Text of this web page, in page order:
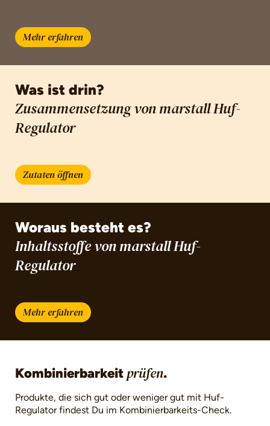
Mehr erfahren
Was ist drin?
Zusammensetzung von marstall Huf-
Regulator
Zutaten öffnen
Woraus besteht es?
Inhaltsstoffe von marstall Huf-
Regulator
Mehr erfahren
Kombinierbarkeitprüfen.
Produkte, die sich gut oder weniger gut mit Huf-
Regulator findest Du im Kombinierbarkeits-Check.